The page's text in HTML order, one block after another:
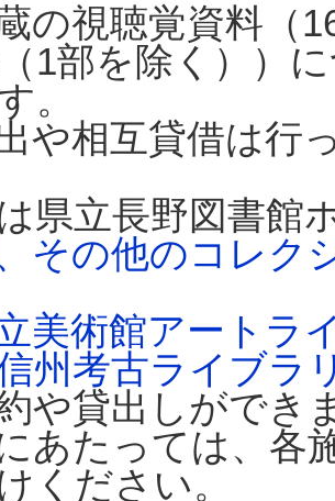
の視聴覚資料（
1部を除く））
。
や相互貸借は行
県立長野図書館
その他のコレク
美術館アートラ
州考古ライブラ
や貸出しができ
あたっては、各
ください。